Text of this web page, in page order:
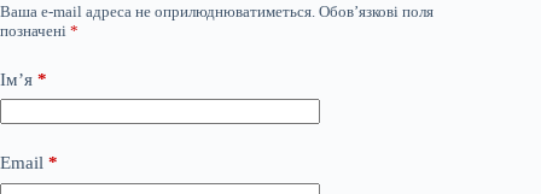
Ваша e-mail адреса не оприлюднюватиметься. Обов’язкові поля
позначені *
Ім’я *
Email *